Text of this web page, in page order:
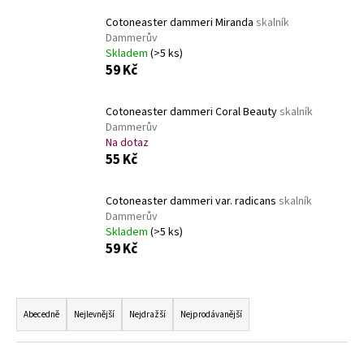
Cotoneaster dammeri Miranda skalník
Dammerův
Skladem (>5 ks)
59 Kč
Cotoneaster dammeri Coral Beautyskalník
Dammerův
Na dotaz
55 Kč
Cotoneaster dammeri var. radicans skalník
Dammerův
Skladem (>5 ks)
59 Kč
Ř
a
z
Abecedně Nejlevnější Nejdražší Nejprodávanější
o
u